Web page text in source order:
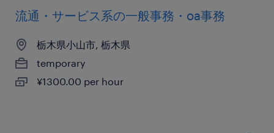
流通・サービス系の一般事務・oa事務
栃木県小山市, 栃木県
temporary
¥1300.00 per hour